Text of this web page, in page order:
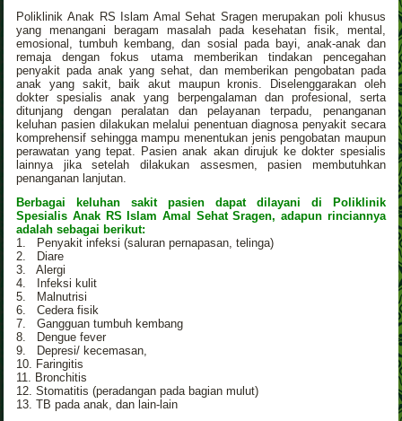
Poliklinik Anak RS Islam Amal Sehat Sragen merupakan poli khusus
yang menangani beragam masalah pada kesehatan fisik, mental,
emosional, tumbuh kembang, dan sosial pada bayi, anak-anak dan
remaja dengan fokus utama memberikan tindakan pencegahan
penyakit pada anak yang sehat, dan memberikan pengobatan pada
anak yang sakit, baik akut maupun kronis. Diselenggarakan oleh
dokter spesialis anak yang berpengalaman dan profesional, serta
ditunjang dengan peralatan dan pelayanan terpadu, penanganan
keluhan pasien dilakukan melalui penentuan diagnosa penyakit secara
komprehensif sehingga mampu menentukan jenis pengobatan maupun
perawatan yang tepat. Pasien anak akan dirujuk ke dokter spesialis
lainnya jika setelah dilakukan assesmen, pasien membutuhkan
penanganan lanjutan.
Berbagai keluhan sakit pasien dapat dilayani di Poliklinik
Spesialis Anak RS Islam Amal Sehat Sragen, adapun rinciannya
adalah sebagai berikut:
1. Penyakit infeksi (saluran pernapasan, telinga)
2. Diare
3. Alergi
4. Infeksi kulit
5. Malnutrisi
6. Cedera fisik
7. Gangguan tumbuh kembang
8. Dengue fever
9. Depresi/ kecemasan,
10. Faringitis
11. Bronchitis
12. Stomatitis (peradangan pada bagian mulut)
13. TB pada anak, dan lain-lain